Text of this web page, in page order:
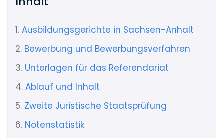
1. Ausbildungsgerichte in Sachsen-Anhalt
2. Bewerbung und Bewerbungsverfahren
3. Unterlagen für das Referendariat
4. Ablauf und Inhalt
5. Zweite Juristische Staatsprüfung
6. Notenstatistik